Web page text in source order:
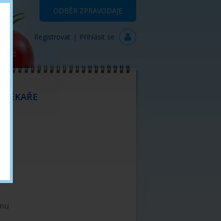
ODBĚR ZPRAVODAJE
Přihlásit se
|
Registrovat
LÉKAŘE